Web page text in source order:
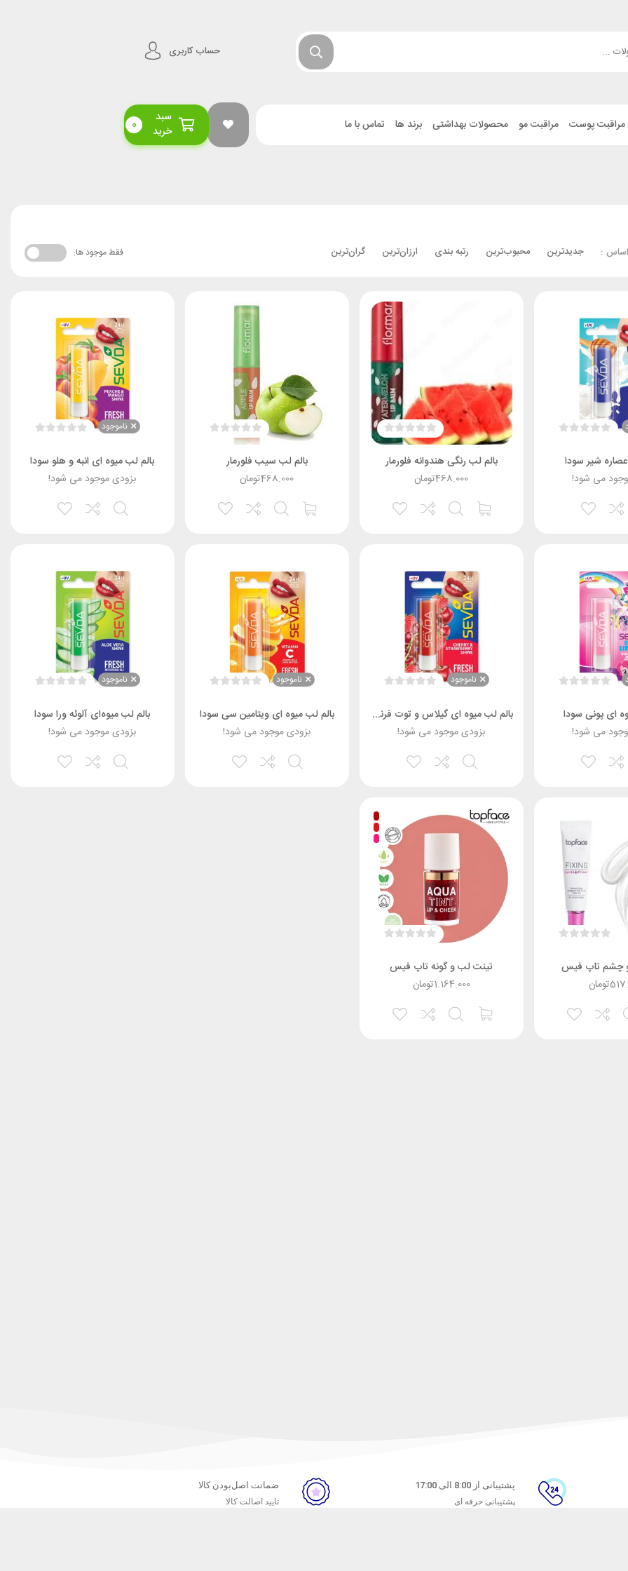
حساب کاربری
مراقبت پوست مراقبت مو محصولات بهداشتی برند ها تماس با ما
سبد
خرید
0
: جدیدترین محبوب‌ترین رتبه بندی ارزان‌ترین گران‌ترین فقط موجود ها:
عصاره شیر سودا
می شود!
بالم لب رنگی هندوانه فلورمار
تومان468.000
بالم لب سیب فلورمار
تومان468.000
ناموجود
بالم لب میوه ای انبه و هلو سودا
بزودی موجود می شود!
ای پونی سودا
می شود!
ناموجود
بالم لب میوه ای گیلاس و توت فرنگی سودا
بزودی موجود می شود!
ناموجود
بالم لب میوه ای ویتامین سی سودا
بزودی موجود می شود!
ناموجود
بالم لب میوه‌ای آلوئه ورا سودا
بزودی موجود می شود!
و چشم تاپ فیس
تومان
تینت لب و گونه تاپ فیس
تومان1.164.000
پشتیبانی از 8:00 الی 17:00
پشتیبانی حرفه ای
ضمانت اصل‌بودن کالا
تایید اصالت کالا